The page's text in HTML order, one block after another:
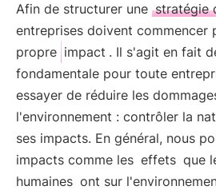
Afin de structurer une stratégie
entreprises doivent commencer
propre impact . Il s'agit en fait
fondamentale pour toute
essayer de réduire les
l'environnement : contrôler la
ses impacts. En général, nous
impacts comme les effets que
humaines ont sur